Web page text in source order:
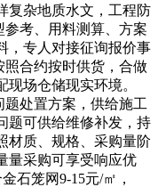
复杂地质水文，工程防
考、用料测算、方案
，专人对接征询报价事
照合约按时供货，合做
场仓储现实环境。
处置方案，供给施工
题可供给维修补发，持
材质、规格、采购量阶
量采购可享受响应优
石笼网9-15元/㎡，